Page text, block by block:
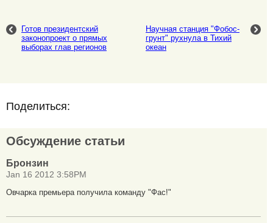
Готов президентский
законопроект о прямых
выборах глав регионов
Научная станция "Фобос-
грунт" рухнула в Тихий
океан
Поделиться:
Обсуждение статьи
Бронзин
Jan 16 2012 3:58PM
Овчарка премьера получила команду "Фас!"